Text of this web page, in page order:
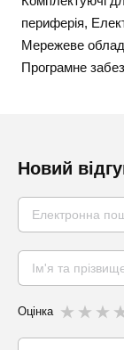
периферія,
Мережеве
Програмне
Новий
Оцінка